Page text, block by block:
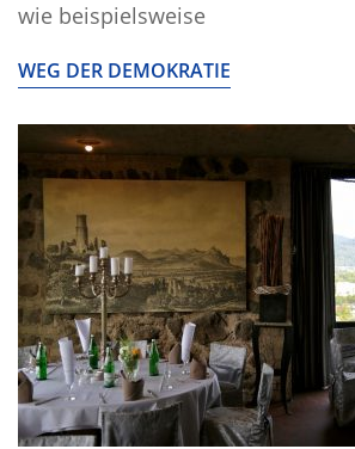
wie beispielsweise
WEG DER DEMOKRATIE